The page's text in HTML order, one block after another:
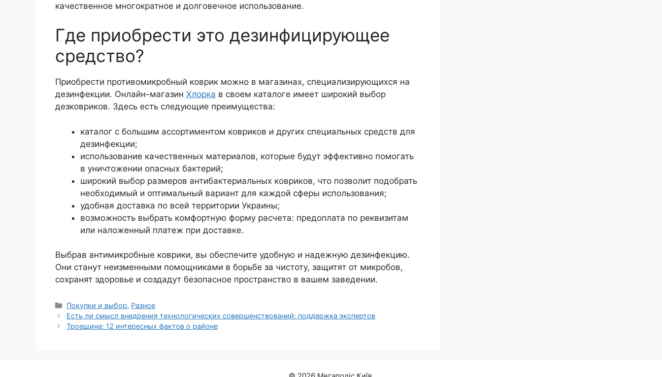
качественное многократное и долговечное использование.
Где приобрести это дезинфицирующее
средство?
Приобрести противомикробный коврик можно в магазинах, специализирующихся на
дезинфекции. Онлайн-магазин Хлорка в своем каталоге имеет широкий выбор
дезковриков. Здесь есть следующие преимущества:
каталог с большим ассортиментом ковриков и других специальных средств для
дезинфекции;
использование качественных материалов, которые будут эффективно помогать
в уничтожении опасных бактерий;
широкий выбор размеров антибактериальных ковриков, что позволит подобрать
необходимый и оптимальный вариант для каждой сферы использования;
удобная доставка по всей территории Украины;
возможность выбрать комфортную форму расчета: предоплата по реквизитам
или наложенный платеж при доставке.
Выбрав антимикробные коврики, вы обеспечите удобную и надежную дезинфекцию.
Они станут неизменными помощниками в борьбе за чистоту, защитят от микробов,
сохранят здоровье и создадут безопасное пространство в вашем заведении.
Рубрики
Покупки и выбор, Разное
Есть ли смысл внедрения технологических совершенствований: поддержка экспертов
Троещина: 12 интересных фактов о районе